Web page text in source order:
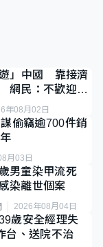
」中國 靠接濟
網民：不歡迎劣
年08月02日
偷竊逾700件銷
月03日
男童染甲流死
染離世個案
2026年08月04日
歲安全經理失
、送院不治